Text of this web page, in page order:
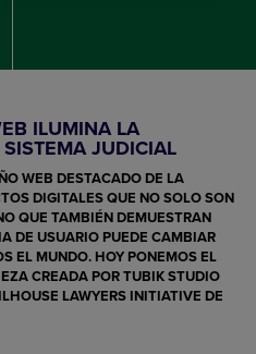
ILUMINA LA
JUDICIAL
WEB DESTACADO DE LA
DIGITALES QUE NO SOLO SON
QUE TAMBIÉN DEMUESTRAN
DE USUARIO PUEDE CAMBIAR
EL MUNDO. HOY PONEMOS EL
CREADA PORTUBIK STUDIO
LAWYERS INITIATIVE DE